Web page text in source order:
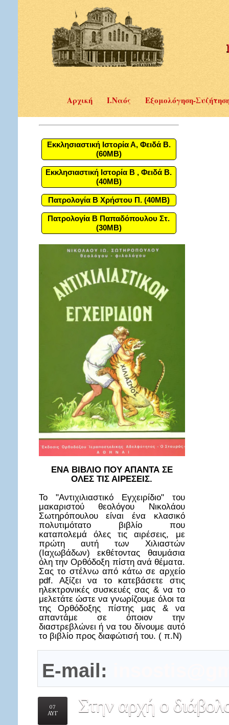
Αρχική Ι.Ναός Εξομολόγηση-
Εκκλησιαστική Ιστορία Α, Φειδά Β.
(60MB)
Εκκλησιαστική Ιστορία Β , Φειδά Β.
(40MB)
Πατρολογία Β Χρήστου Π. (40MB)
Πατρολογία Β Παπαδόπουλου Στ.
(30MB)
ΕΝΑ ΒΙΒΛΙΟ ΠΟΥ ΑΠΑΝΤΑ ΣΕ
ΟΛΕΣ ΤΙΣ ΑΙΡΕΣΕΙΣ.
Το "Αντιχιλιαστικό Εγχειρίδιο" του
μακαριστού θεολόγου Νικολάου
Σωτηρόπουλου είναι ένα κλασικό
πολυτιμότατο βιβλίο που
καταπολεμά όλες τις αιρέσεις, με
πρώτη αυτή των Χιλιαστών
(Ιαχωβάδων) εκθέτοντας θαυμάσια
όλη την Ορθόδοξη πίστη ανά θέματα.
Σας το στέλνω από κάτω σε αρχείο
pdf. Αξίζει να το κατεβάσετε στις
ηλεκτρονικές συσκευές σας & να το
μελετάτε ώστε να γνωρίζουμε όλοι τα
της Ορθόδοξης πίστης μας & να
απαντάμε σε όποιον την
διαστρεβλώνει ή να του δίνουμε αυτό
το βιβλίο προς διαφώτισή του. ( π.Ν)
E-mail:
07
ΑΥΓ
Στηναρχή ο